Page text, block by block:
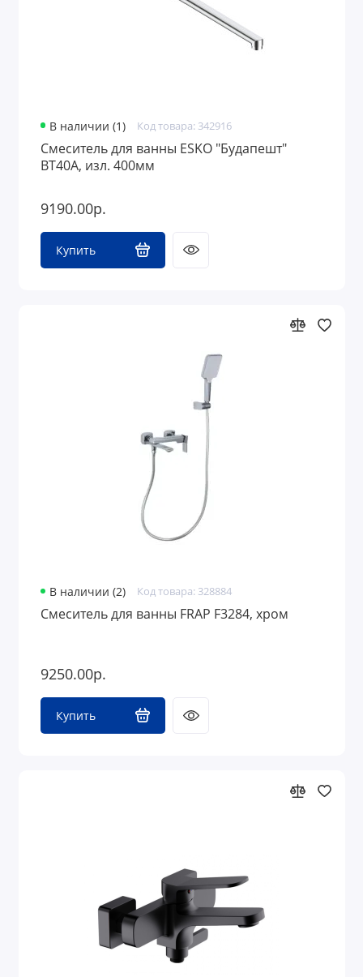
В наличии (1) Код товара: 342916
Смеситель для ванны ESKO "Будапешт"
BT40A, изл. 400мм
9190.00р.
Купить
В наличии (2) Код товара: 328884
Смеситель для ванны FRAP F3284, хром
9250.00р.
Купить